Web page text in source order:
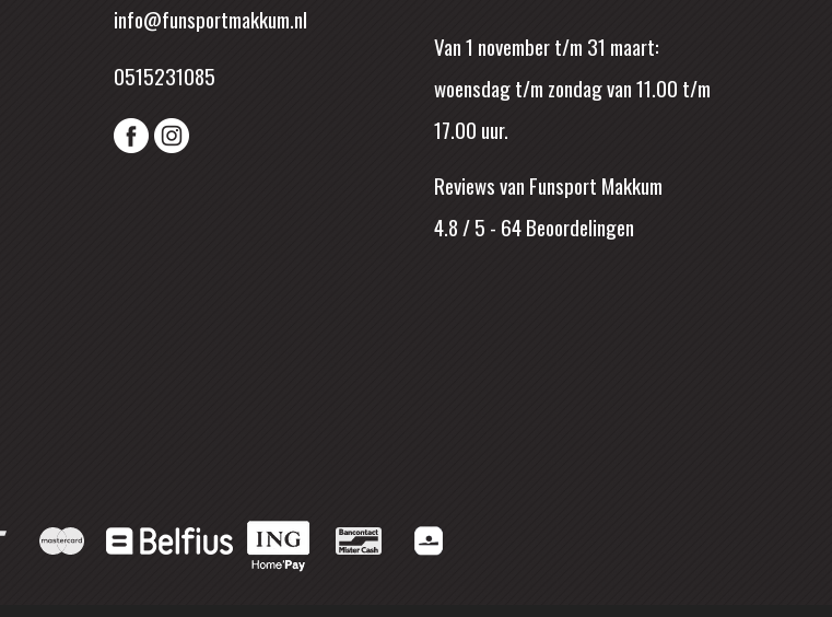
info@funsportmakkum.nl
0515231085
Van 1 november t/m 31 maart:
woensdag t/m zondag van 11.00 t/m
17.00 uur.
Reviews van Funsport Makkum
4.8 / 5 - 64Beoordelingen